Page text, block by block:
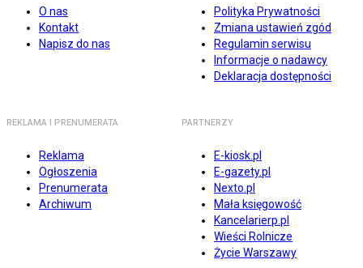
O nas
Kontakt
Napisz do nas
Polityka Prywatności
Zmiana ustawień zgód
Regulamin serwisu
Informacje o nadawcy
Deklaracja dostępności
REKLAMA I PRENUMERATA
Reklama
Ogłoszenia
Prenumerata
Archiwum
PARTNERZY
E-kiosk.pl
E-gazety.pl
Nexto.pl
Mała księgowość
Kancelarierp.pl
Wieści Rolnicze
Życie Warszawy